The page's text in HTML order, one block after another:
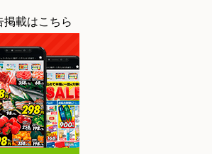
掲載はこちら